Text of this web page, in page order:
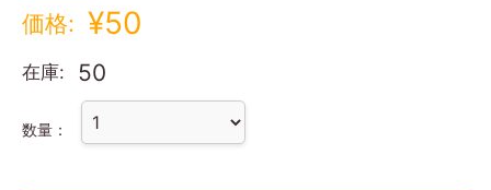
価格: ¥50
在庫: 50
数量：